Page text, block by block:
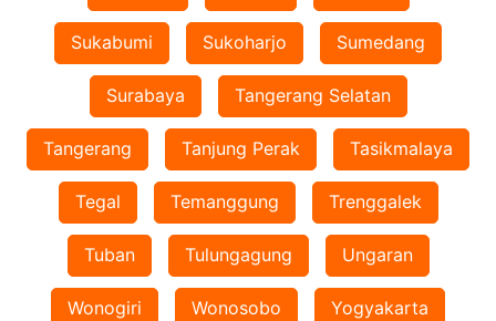
Sukabumi Sukoharjo Sumedang
Surabaya Tangerang Selatan
Tangerang Tanjung Perak Tasikmalaya
Tegal Temanggung Trenggalek
Tuban Tulungagung Ungaran
Wonogiri Wonosobo Yogyakarta